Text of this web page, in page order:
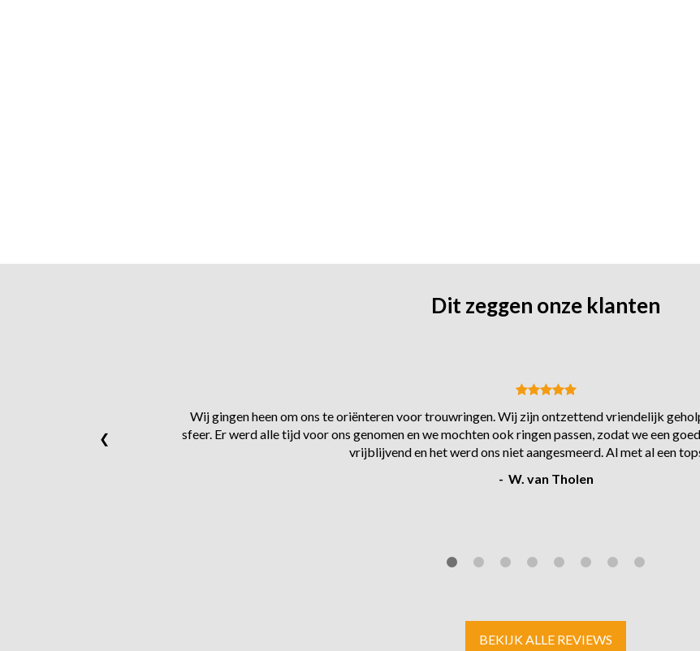
Dit zeggen onze klanten
Wij gingen heen om ons te oriënteren voor trouwringen. Wij zijn ontzettend vriendelijk
sfeer. Er werd alle tijd voor ons genomen en we mochten ook ringen passen, zodat we een
vrijblijvend en het werd ons niet aangesmeerd. Al met al een
- W. van Tholen
❮
BEKIJK ALLE REVIEWS